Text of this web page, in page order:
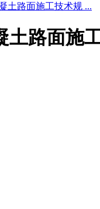
土路面施工技术规 ...
土路面施